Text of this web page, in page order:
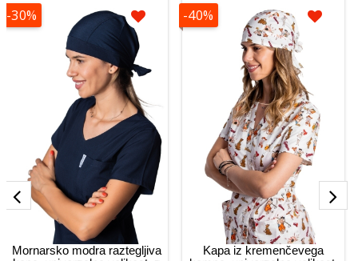
-30%
Mornarsko modra raztegljiva
-40%
Kapa iz kremenčevega